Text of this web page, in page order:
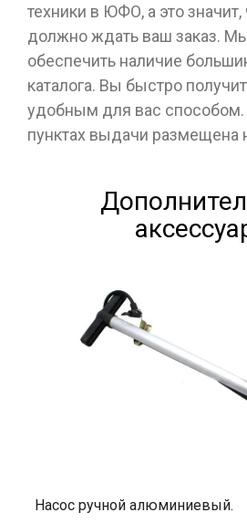
техники в ЮФО, а это
должно ждать ваш заказ.
обеспечить наличие
каталога. Вы быстро
удобным для вас
пунктах выдачи размещена
Насос ручной алюминиевый.